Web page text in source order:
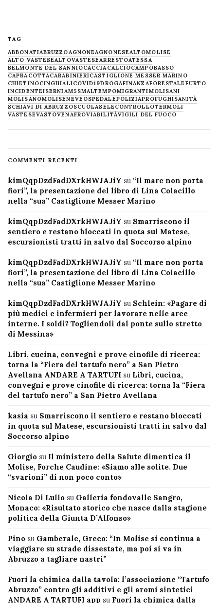
TAG
ABBONATIABRUZZOAGNONEAGNONESEALTOMOLISE
ALTO VASTESEALTOVASTESEARRESTOATESSA
BELMONTE DEL SANNIOCACCIACALCIOCAMPOBASSO
CAPRACOTTACARABINIERICASTIGLIONE MESSER MARINO
CHIETINOCINGHIALICOVID19DROGAFINANZAFORESTALE FURTO
INCIDENTEISERNIAM5SMALTEMPOMIGRANTIMOLISANI
MOLISANOMOLISENEVE OSPEDALEPOLIZIAPROFUGHISANITÀ
SCHIAVI DI ABRUZZOSCUOLASELECONTROLLOTERMOLI
VASTESEVASTOVENAFROVIABILITÀVIGILI DEL FUOCO
COMMENTI RECENTI
kimQqpDzdFadDXrkHWJAJiY su “Il mare non porta
fiori”, la presentazione del libro di Lina Colacillo
nella “sua” Castiglione Messer Marino
kimQqpDzdFadDXrkHWJAJiY su Smarriscono il
sentiero e restano bloccati in quota sul Matese,
escursionisti tratti in salvo dal Soccorso alpino
kimQqpDzdFadDXrkHWJAJiY su “Il mare non porta
fiori”, la presentazione del libro di Lina Colacillo
nella “sua” Castiglione Messer Marino
kimQqpDzdFadDXrkHWJAJiY su Schlein: «Pagare di
più medici e infermieri per lavorare nelle aree
interne. I soldi? Togliendoli dal ponte sullo stretto
di Messina»
Libri, cucina, convegni e prove cinofile di ricerca:
torna la “Fiera del tartufo nero” a San Pietro
Avellana ANDARE A TARTUFI su Libri, cucina,
convegni e prove cinofile di ricerca: torna la “Fiera
del tartufo nero” a San Pietro Avellana
kasia su Smarriscono il sentiero e restano bloccati
in quota sul Matese, escursionisti tratti in salvo dal
Soccorso alpino
Giorgio su Il ministero della Salute dimentica il
Molise, Forche Caudine: «Siamo alle solite. Due
“svarioni” di non poco conto»
Nicola Di Lullo su Galleria fondovalle Sangro,
Monaco: «Risultato storico che nasce dalla stagione
politica della Giunta D’Alfonso»
Pino su Gamberale, Greco: “In Molise si continua a
viaggiare su strade dissestate, ma poi si va in
Abruzzo a tagliare nastri”
Fuori la chimica dalla tavola: l’associazione “Tartufo
Abruzzo” contro gli additivi e gli aromi sintetici
ANDARE A TARTUFI app su Fuori la chimica dalla